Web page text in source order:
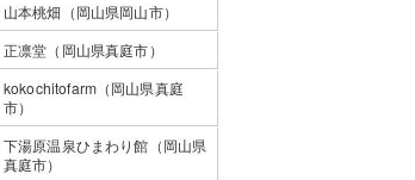
山本桃畑（岡山県岡山市）
正凛堂（岡山県真庭市）
kokochitofarm（岡山県真庭
市）
下湯原温泉ひまわり館（岡山県
真庭市）